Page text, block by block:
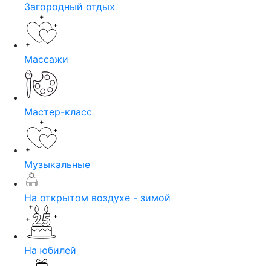
Загородный отдых
Массажи
Мастер-класс
Музыкальные
На открытом воздухе - зимой
На юбилей